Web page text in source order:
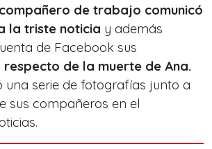
de trabajo comunicó
la triste noticia y además
de Facebook sus
respecto de la muerte de Ana.
una serie de fotografías junto a
sus compañeros en el